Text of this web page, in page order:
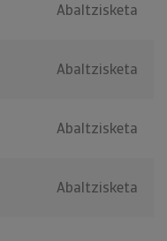
Abaltzisketa
Abaltzisketa
Abaltzisketa
Abaltzisketa